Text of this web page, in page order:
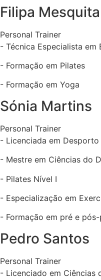
Filipa Mesquita
Personal Trainer
- Técnica Especialista em
- Formação em Pilates
- Formação em Yoga
Sónia Martins
Personal Trainer
- Licenciada em
- Mestre em Ciências do
- Pilates Nível I
- Especialização em
- Formação em pré e
Pedro Santos
Personal Trainer
- Licenciado em Ciências